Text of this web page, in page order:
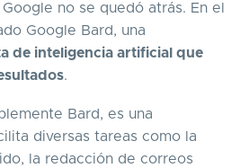
no se quedó atrás. En el
Google Bard, una
de inteligencia artificial que
.
Bard, es una
diversas tareas como la
la redacción de correos